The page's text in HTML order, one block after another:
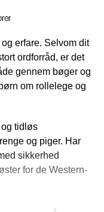
erfare. Selvom dit
ordforråd, er det
gennem bøger og
om rollelege og
tidløs
og piger. Har
sikkerhed
for de Western-